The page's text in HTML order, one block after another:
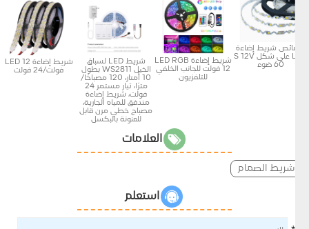
شريط إضاءة
LED على شكل S 12V
60 ضوء
شريط إضاءة LED RGB
12 فولت للجانب الخلفي
للتلفزيون
شريط LED لسباق
الخيل WS2811 بطول
10 أمتار، 120 مصباحًا/
مترًا، تيار مستمر 24
فولت، شريط إضاءة
متدفق للمياه الجارية،
مصباح خطي مرن قابل
للعنونة بالبكسل
شريط إضاءة LED 12
فولت/24 فولت
العلامات
شريط الصمام
استعلم